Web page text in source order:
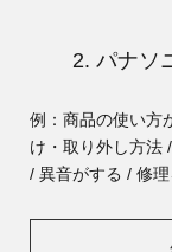
2. パナソ
例：商品の使い方
け・取り外し方法 /
/ 異音がする / 修